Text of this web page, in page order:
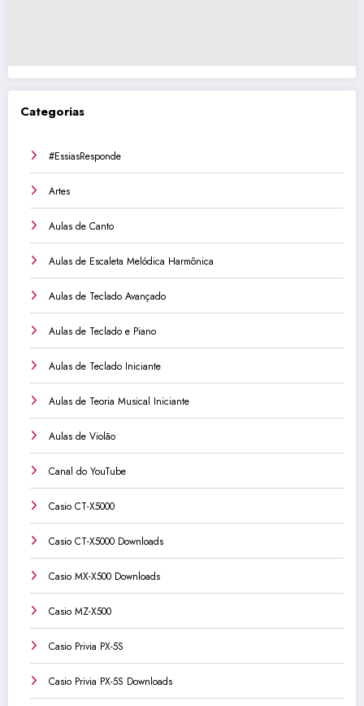
Categorias
#EssiasResponde
Artes
Aulas de Canto
Aulas de Escaleta Melódica Harmônica
Aulas de Teclado Avançado
Aulas de Teclado e Piano
Aulas de Teclado Iniciante
Aulas de Teoria Musical Iniciante
Aulas de Violão
Canal do YouTube
Casio CT-X5000
Casio CT-X5000 Downloads
Casio MX-X500 Downloads
Casio MZ-X500
Casio Privia PX-5S
Casio Privia PX-5S Downloads